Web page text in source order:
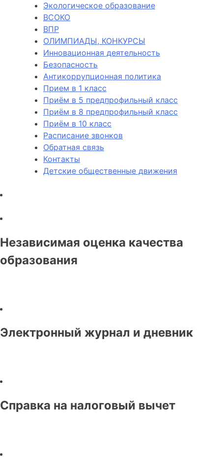
Экологическое образование
ВСОКО
ВПР
ОЛИМПИАДЫ, КОНКУРСЫ
Инновационная деятельность
Безопасность
Антикоррупционная политика
Прием в 1 класс
Приём в 5 предпрофильный класс
Приём в 8 предпрофильный класс
Приём в 10 класс
Расписание звонков
Обратная связь
Контакты
Детские общественные движения
Независимая оценка качества
образования
Электронный журнал и дневник
Справка на налоговый вычет